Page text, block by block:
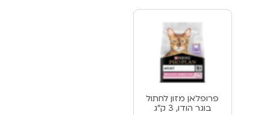
פרופלאן מזון לחתול
בוגר הודו, 3 ק”ג